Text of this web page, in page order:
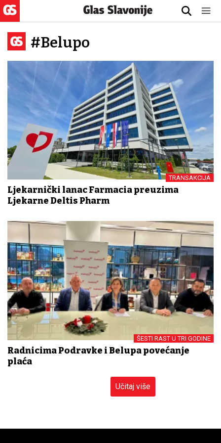
#Belupo
TRANSAKCIJA
Ljekarnički lanac Farmacia preuzima
Ljekarne Deltis Pharm
ŠESTI RAST U TRI GODINE
Radnicima Podravke i Belupa povećanje
plaća
Učitaj više